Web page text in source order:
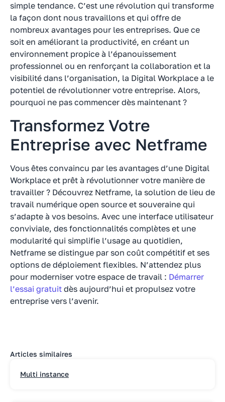
simple tendance. C’est une révolution qui transforme
la façon dont nous travaillons et qui offre de
nombreux avantages pour les entreprises. Que ce
soit en améliorant la productivité, en créant un
environnement propice à l’épanouissement
professionnel ou en renforçant la collaboration et la
visibilité dans l’organisation, la Digital Workplace a le
potentiel de révolutionner votre entreprise. Alors,
pourquoi ne pas commencer dès maintenant ?
Transformez Votre
Entreprise avec Netframe
Vous êtes convaincu par les avantages d’une Digital
Workplace et prêt à révolutionner votre manière de
travailler ? Découvrez Netframe, la solution de lieu de
travail numérique open source et souveraine qui
s’adapte à vos besoins. Avec une interface utilisateur
conviviale, des fonctionnalités complètes et une
modularité qui simplifie l’usage au quotidien,
Netframe se distingue par son coût compétitif et ses
options de déploiement flexibles. N’attendez plus
pour moderniser votre espace de travail : Démarrer
l’essai gratuit dès aujourd’hui et propulsez votre
entreprise vers l’avenir.
Articles similaires
Multi instance